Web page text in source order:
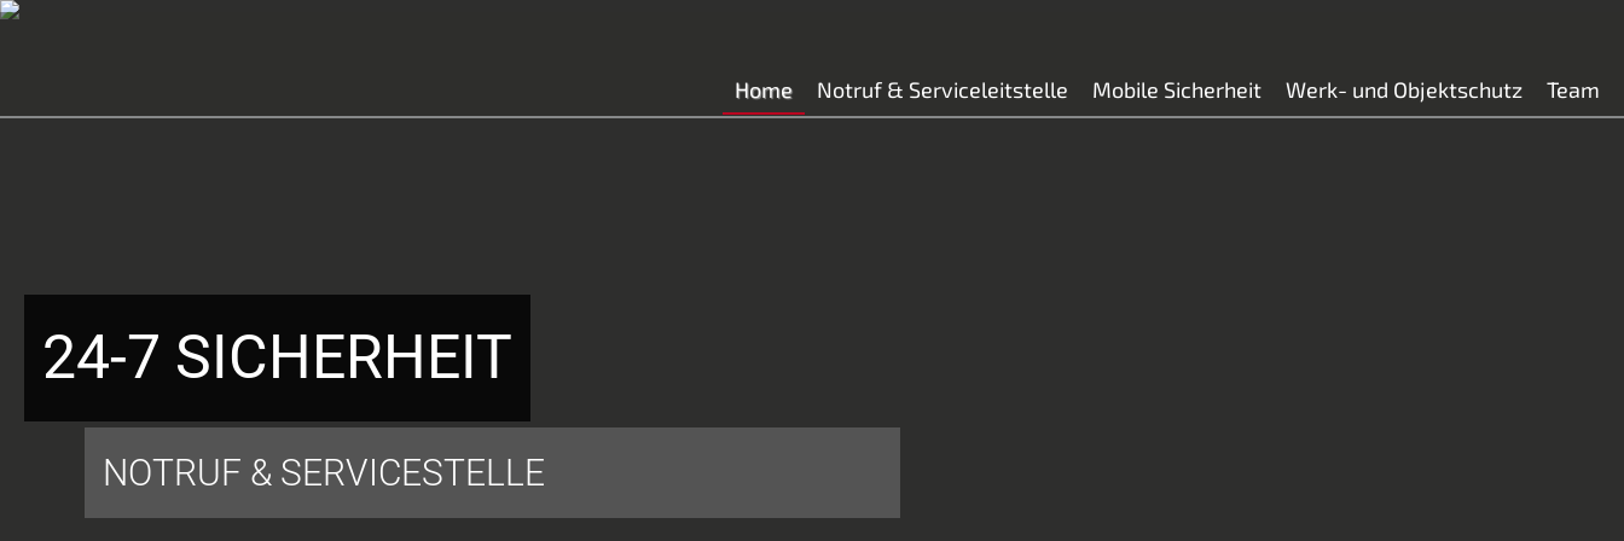
Home Notruf & Serviceleitstelle Mobile Sicherheit Werk- und Objektschutz Team
24-7 SICHERHEIT
NOTRUF & SERVICESTELLE